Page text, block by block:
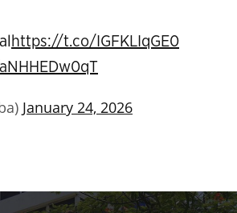
https://t.co/IGFKLIqGE0
January 24, 2026